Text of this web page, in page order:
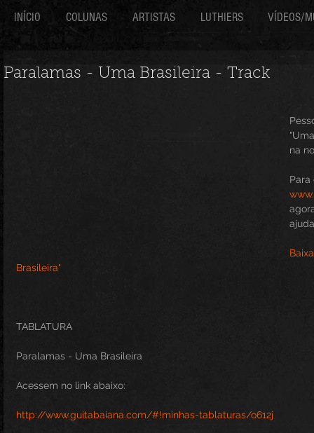
INÍCIO COLUNAS ARTISTAS LUTHIERS VÍDEOS/
Paralamas - Uma Brasileira - Track
na
Brasileira"
TABLATURA
Paralamas - Uma Brasileira
Acessem no link abaixo:
http://www.guitabaiana.com/#!minhas-tablaturas/o612j